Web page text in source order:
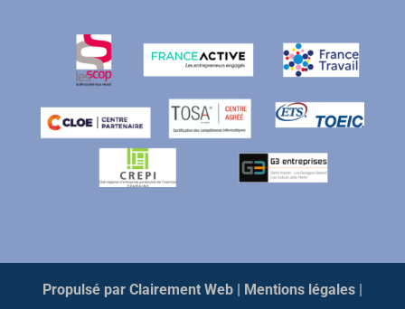
Propulsé par Clairement Web | Mentions légales|